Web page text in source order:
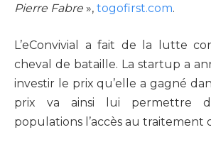
Pierre Fabre », togofirst.com.
L’eConvivial a fait de la lutte
cheval de bataille. La startup a
investir le prix qu’elle a gagné
prix va ainsi lui permettre
populations l’accès au traitement